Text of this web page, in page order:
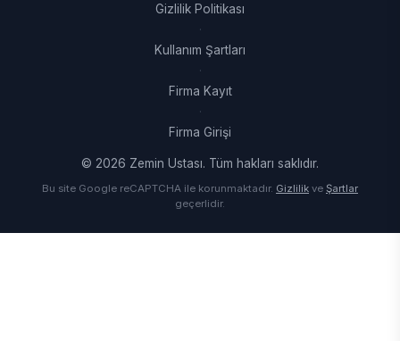
Gizlilik Politikası
·
Kullanım Şartları
·
Firma Kayıt
·
Firma Girişi
© 2026 Zemin Ustası. Tüm hakları saklıdır.
Bu site Google reCAPTCHA ile korunmaktadır. Gizlilik ve Şartlar
geçerlidir.